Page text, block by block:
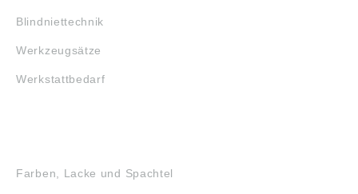
Blindniettechnik
Werkzeugsätze
Werkstattbedarf
Farben, Lacke und Spachtel